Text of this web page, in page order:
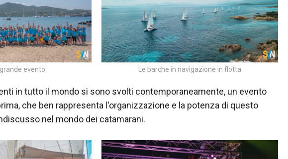
evento Le barche in navigazione in flotta
in tutto il mondo si sono svolti contemporaneamente, un evento
che ben rappresenta l'organizzazione e la potenza di questo
nel mondo dei catamarani.